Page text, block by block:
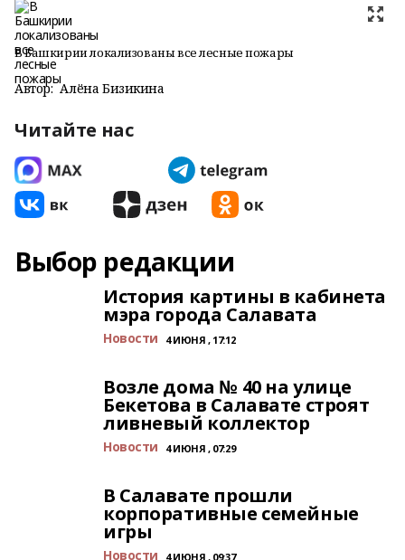
В Башкирии локализованы все лесные пожары
Автор: Алёна Бизикина
Читайте нас
Выбор редакции
История картины в кабинета
мэра города Салавата
Новости 4 ИЮНЯ , 17:12
Возле дома № 40 на улице
Бекетова в Салавате строят
ливневый коллектор
Новости 4 ИЮНЯ , 07:29
В Салавате прошли
корпоративные семейные
игры
Новости 4 ИЮНЯ , 09:37